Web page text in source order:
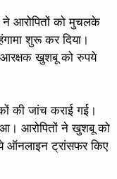
ने आरोपितों को मुचलके
शुरू कर दिया।
आरक्षक खुशबू को रुपये
की जांच कराई गई।
आरोपितों ने खुशबू को
ऑनलाइन ट्रांसफर किए